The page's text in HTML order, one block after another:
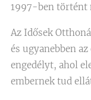
1997-ben történt
Az Idősek
és ugyanebben
engedélyt, ahol
embernek tud